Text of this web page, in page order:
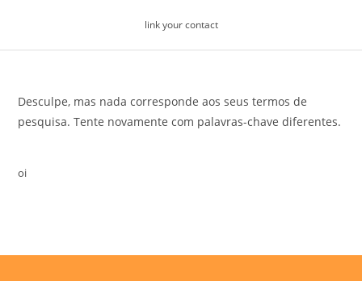
link your contact
Desculpe, mas nada corresponde aos seus termos de
pesquisa. Tente novamente com palavras-chave diferentes.
oi